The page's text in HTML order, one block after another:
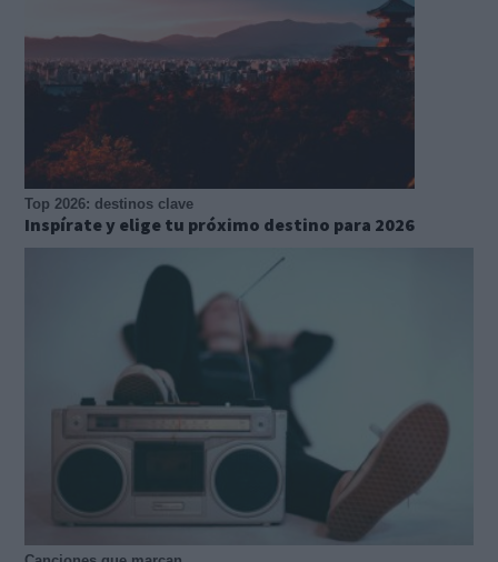
Top 2026: destinos clave
Inspírate y elige tu próximo destino para 2026